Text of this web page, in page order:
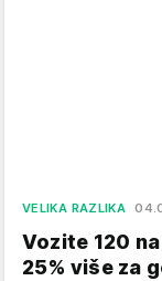
VELIKA RAZLIKA
Vozite 120
25% više za